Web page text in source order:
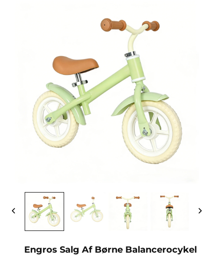
Engros Salg Af Børne Balancerocykel